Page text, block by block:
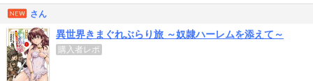
まあポイントが余ってたり、セールなら…
さん
異世界きまぐれぶらり旅 ～奴隷ハーレムを添えて～
購入者レポ